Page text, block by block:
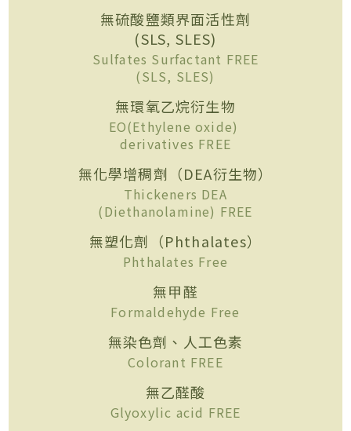
無硫酸鹽類界面活性劑
(SLS, SLES)
Sulfates Surfactant FREE
(SLS, SLES)
無環氧乙烷衍生物
EO(Ethylene oxide)
derivatives FREE
無化學增稠劑（DEA衍生物）
Thickeners DEA
(Diethanolamine) FREE
無塑化劑（Phthalates）
Phthalates Free
無甲醛
Formaldehyde Free
無染色劑、人工色素
Colorant FREE
無乙醛酸
Glyoxylic acid FREE